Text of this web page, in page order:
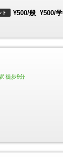
ト ¥500/般 ¥500/学
徒歩9分